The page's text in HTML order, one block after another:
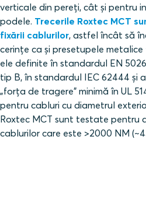
verticale din pereți, cât și pentru
podele. Trecerile Roxtec MCT
fixării cablurilor, astfel încât să
cerințe ca și presetupele
ele definite în standardul EN
tip B, în standardul IEC 62444 și
„forța de tragere” minimă în UL
pentru cabluri cu diametrul
Roxtec MCT sunt testate pentru
cablurilor care este >2000 NM